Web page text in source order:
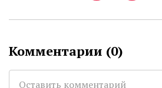
Комментарии (0)